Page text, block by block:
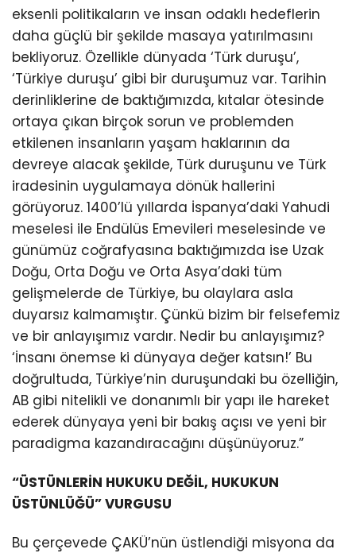
eksenli politikaların ve insan odaklı hedeflerin
daha güçlü bir şekilde masaya yatırılmasını
bekliyoruz. Özellikle dünyada ‘Türk duruşu’,
‘Türkiye duruşu’ gibi bir duruşumuz var. Tarihin
derinliklerine de baktığımızda, kıtalar ötesinde
ortaya çıkan birçok sorun ve problemden
etkilenen insanların yaşam haklarının da
devreye alacak şekilde, Türk duruşunu ve Türk
iradesinin uygulamaya dönük hallerini
görüyoruz. 1400’lü yıllarda İspanya’daki Yahudi
meselesi ile Endülüs Emevileri meselesinde ve
günümüz coğrafyasına baktığımızda ise Uzak
Doğu, Orta Doğu ve Orta Asya’daki tüm
gelişmelerde de Türkiye, bu olaylara asla
duyarsız kalmamıştır. Çünkü bizim bir felsefemiz
ve bir anlayışımız vardır. Nedir bu anlayışımız?
‘İnsanı önemse ki dünyaya değer katsın!’ Bu
doğrultuda, Türkiye’nin duruşundaki bu özelliğin,
AB gibi nitelikli ve donanımlı bir yapı ile hareket
ederek dünyaya yeni bir bakış açısı ve yeni bir
paradigma kazandıracağını düşünüyoruz.”
“ÜSTÜNLERİN HUKUKU DEĞİL, HUKUKUN
ÜSTÜNLÜĞÜ” VURGUSU
Bu çerçevede ÇAKÜ’nün üstlendiği misyona da